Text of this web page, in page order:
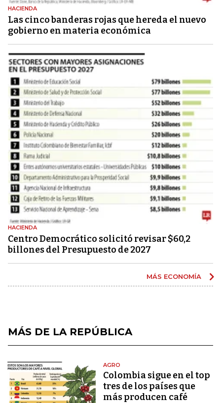
HACIENDA
Las cinco banderas rojas que hereda el nuevo
gobierno en materia económica
HACIENDA
Centro Democrático solicitó revisar $60,2
billones del Presupuesto de 2027
MÁS ECONOMÍA
MÁS DE LA REPÚBLICA
AGRO
Colombia sigue en el top
tres de los países que
más producen café